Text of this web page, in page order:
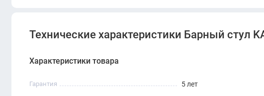
интерьеров.
решение для неформальных рабочих и гостевых зон.
Скидочная цена распространяется только на товары, имеющиеся в
Технические характеристики Барный стул
Характеристики товара
Гарантия 5 лет